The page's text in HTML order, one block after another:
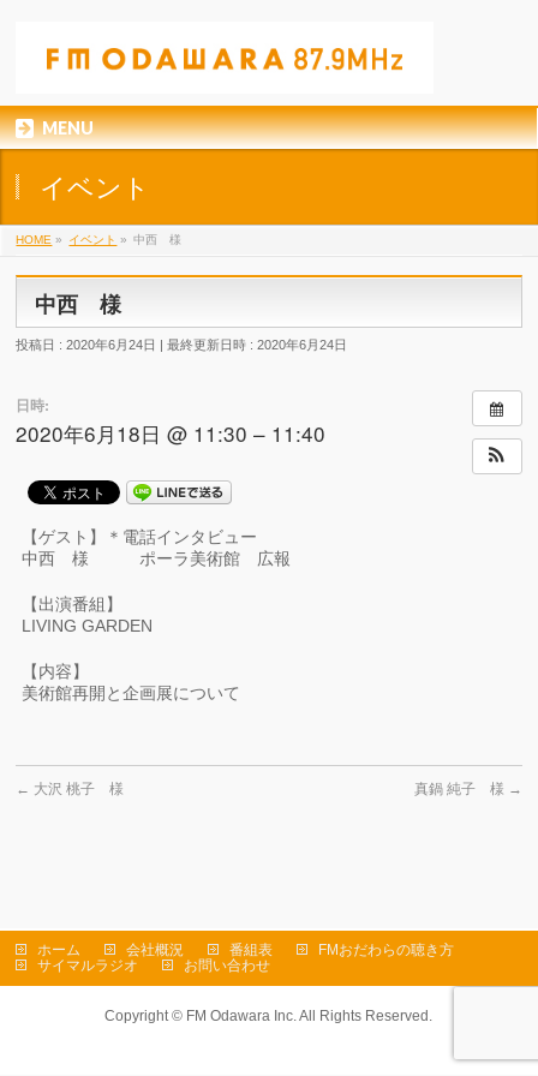
MENU
イベント
HOME » イベント » 中西 様
中西 様
投稿日 : 2020年6月24日 最終更新日時 : 2020年6月24日
日時:
2020年6月18日 @ 11:30 – 11:40
【ゲスト】＊電話インタビュー
中西 様 ポーラ美術館 広報
【出演番組】
LIVING GARDEN
【内容】
美術館再開と企画展について
← 大沢 桃子 様 真鍋 純子 様 →
ホーム 会社概況 番組表
FMおだわらの聴き方
サイマルラジオ
お問い合わせ
Copyright © FM Odawara Inc. All Rights Reserved.